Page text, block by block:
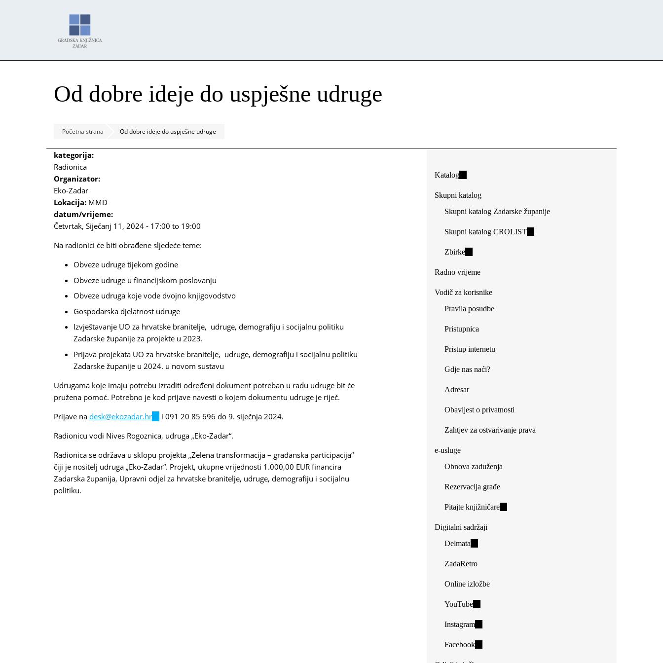
Od dobre ideje do uspješne udruge
Početna strana Od dobre ideje do uspješne udruge
kategorija:
Radionica
Organizator:
Eko-Zadar
Lokacija: MMD
datum/vrijeme:
Četvrtak, Siječanj 11, 2024 - 17:00 to 19:00
Na radionici će biti obrađene sljedeće teme:
Obveze udruge tijekom godine
Obveze udruge u financijskom poslovanju
Obveze udruga koje vode dvojno knjigovodstvo
Gospodarska djelatnost udruge
Izvještavanje UO za hrvatske branitelje, udruge, demografiju i socijalnu politiku
Zadarske županije za projekte u 2023.
Prijava projekata UO za hrvatske branitelje, udruge, demografiju i socijalnu politiku
Zadarske županije u 2024. u novom sustavu
Udrugama koje imaju potrebu izraditi određeni dokument potreban u radu udruge bit će
pružena pomoć. Potrebno je kod prijave navesti o kojem dokumentu udruge je riječ.
Prijave na desk@ekozadar.hr (link
e-
mail)
i 091 20 85 696 do 9. siječnja 2024.
Radionicu vodi Nives Rogoznica, udruga „Eko-Zadar“.
Radionica se održava u sklopu projekta „Zelena transformacija – građanska participacija“
čiji je nositelj udruga „Eko-Zadar“. Projekt, ukupne vrijednosti 1.000,00 EUR financira
Zadarska županija, Upravni odjel za hrvatske branitelje, udruge, demografiju i socijalnu
politiku.
Katalog(link
external)
Skupni katalog
Skupni katalog Zadarske županije
Skupni katalog CROLIST(link
Zbirke(link
external)
Radno vrijeme
Vodič za korisnike
Pravila posudbe
Pristupnica
Pristup internetu
Gdje nas naći?
Adresar
Obavijest o privatnosti
Zahtjev za ostvarivanje prava
e-usluge
Obnova zaduženja
Rezervacija građe
Pitajte knjižničare(link
Digitalni sadržaji
Delmata
external)
ZadaRetro
Online izložbe
YouTube(link
external)
Instagram(link
external)
Facebook(link